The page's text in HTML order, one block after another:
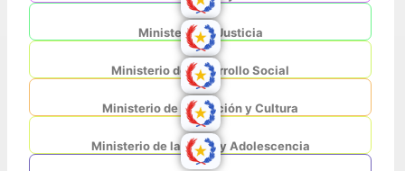
Ministerio de Justicia
Ministerio de Desarrollo Social
Ministerio de Educación y Cultura
Ministerio de la Niñez y Adolescencia